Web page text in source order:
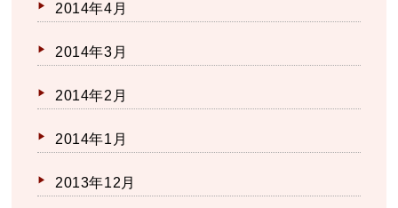
2014年4月
2014年3月
2014年2月
2014年1月
2013年12月